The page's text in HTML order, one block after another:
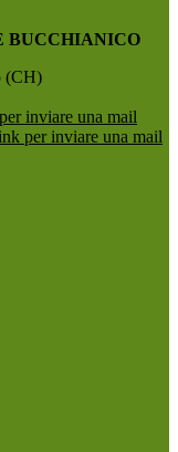
BUCCHIANICO
(CH)
inviare una mail
per inviare una mail